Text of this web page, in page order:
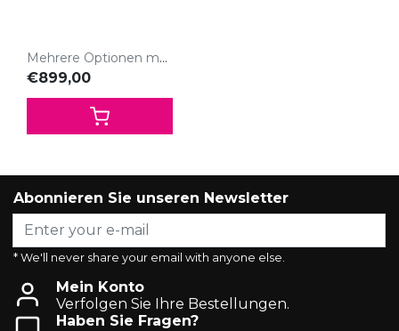
Mehrere Optionen möglich
€899,00
Abonnieren Sie unseren Newsletter
* We'll never share your email with anyone else.
Mein Konto
Verfolgen Sie Ihre Bestellungen.
Haben Sie Fragen?